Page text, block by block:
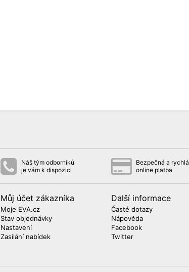
Náš tým odborníků
je vám k dispozici
Bezpečná a rychlá
online platba
Můj účet zákazníka
Moje EVA.cz
Stav objednávky
Nastavení
Zasílání nabídek
Další informace
Časté dotazy
Nápověda
Facebook
Twitter